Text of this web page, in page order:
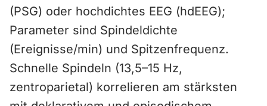
(PSG) oder hochdichtes EEG (hdEEG);
Parameter sind Spindeldichte
(Ereignisse/min) und Spitzenfrequenz.
Schnelle Spindeln (13,5–15 Hz,
zentroparietal) korrelieren am stärksten